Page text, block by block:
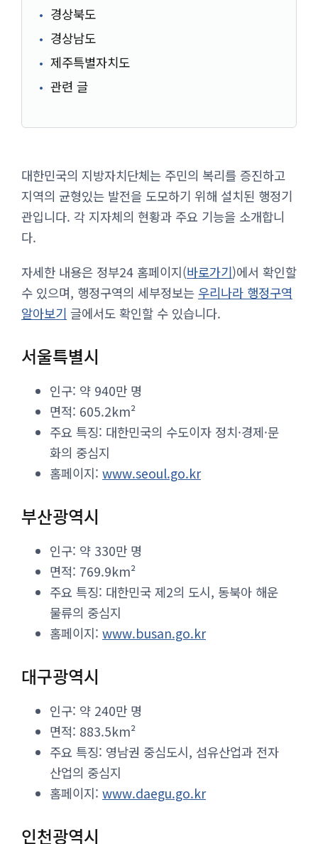
경상북도
경상남도
제주특별자치도
관련 글
대한민국의 지방자치단체는 주민의 복리를 증진하고
지역의 균형있는 발전을 도모하기 위해 설치된 행정기
관입니다. 각 지자체의 현황과 주요 기능을 소개합니
다.
자세한 내용은 정부24 홈페이지(바로가기)에서 확인할
수 있으며, 행정구역의 세부정보는 우리나라 행정구역
알아보기 글에서도 확인할 수 있습니다.
서울특별시
인구: 약 940만 명
면적: 605.2km²
주요 특징: 대한민국의 수도이자 정치·경제·문
화의 중심지
홈페이지: www.seoul.go.kr
부산광역시
인구: 약 330만 명
면적: 769.9km²
주요 특징: 대한민국 제2의 도시, 동북아 해운
물류의 중심지
홈페이지: www.busan.go.kr
대구광역시
인구: 약 240만 명
면적: 883.5km²
주요 특징: 영남권 중심도시, 섬유산업과 전자
산업의 중심지
홈페이지: www.daegu.go.kr
인천광역시